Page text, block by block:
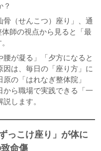
？
（せんこつ）座り」、通
師の視点から見ると「最
腰が凝る」「夕方になると
は、毎日の「座り方」に
の「はれなぎ整体院」
ら職場で実践できる「一
します。
っこけ座り」が体に
命傷